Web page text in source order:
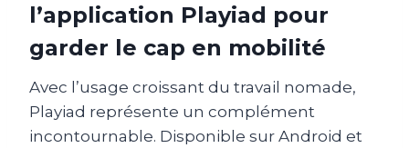
l’application Playiad pour
garder le cap en mobilité
Avec l’usage croissant du travail nomade,
Playiad représente un complément
incontournable. Disponible sur Android et